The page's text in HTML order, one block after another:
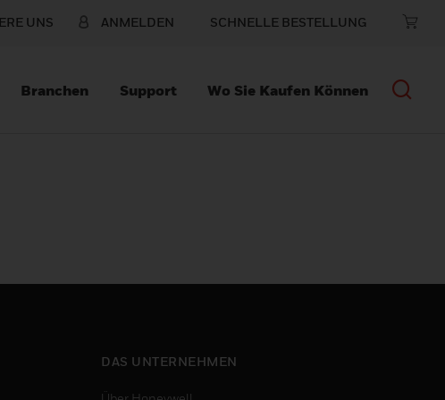
UNS ANMELDEN SCHNELLE BESTELLUNG
Branchen Support Wo Sie Kaufen Können
DAS UNTERNEHMEN